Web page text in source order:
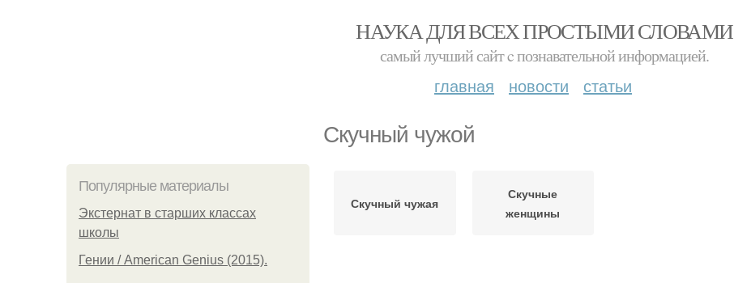
НАУКА ДЛЯ ВСЕХ ПРОСТЫМИ СЛОВАМИ
самый лучший сайт c познавательной информацией.
главная новости статьи
Скучный чужой
Популярные материалы
Экстернат в старших классах
школы
Гении / American Genius (2015).
Скучный чужая
Скучные
женщины